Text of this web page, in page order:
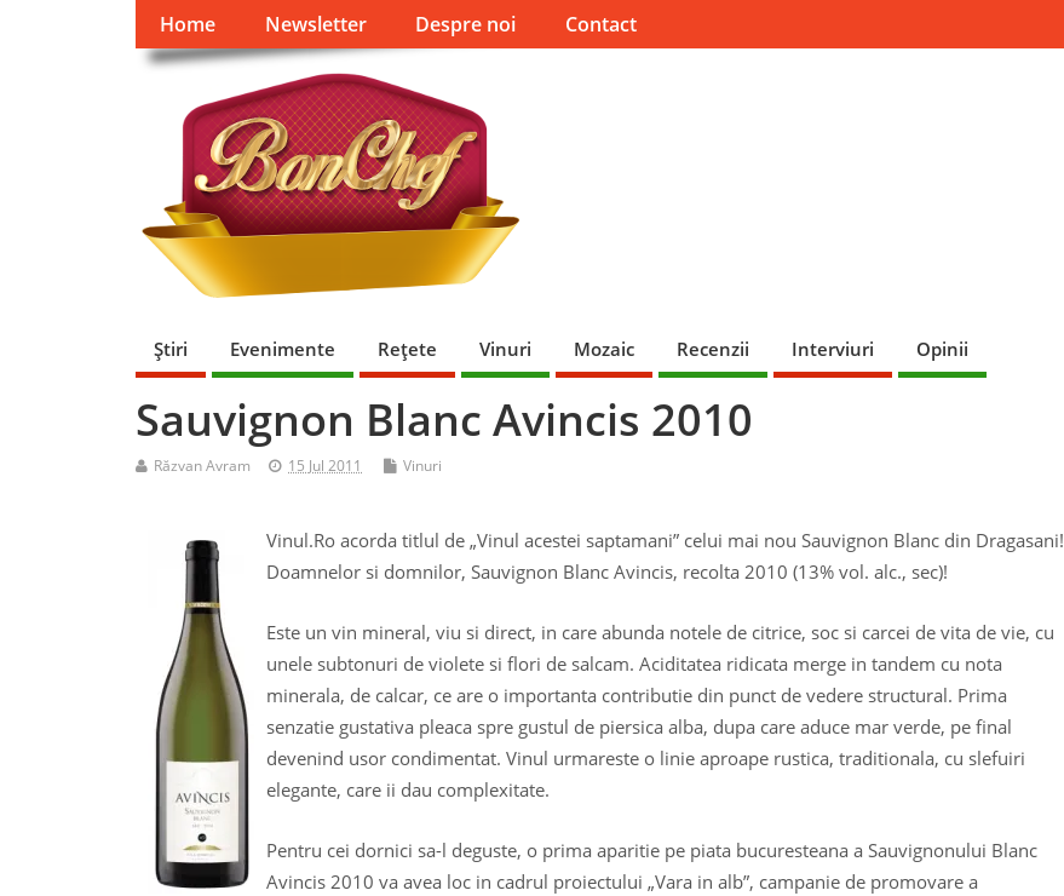
Home Newsletter Despre noi Contact
Ştiri Evenimente Reţete Vinuri Mozaic Recenzii Interviuri Opinii
Sauvignon Blanc Avincis 2010
Răzvan Avram 15 Jul 2011 Vinuri
Vinul.Ro acorda titlul de „Vinul acestei saptamani” celui mai nou Sauvignon Blanc din Dragasani!
Doamnelor si domnilor, Sauvignon Blanc Avincis, recolta 2010 (13% vol. alc., sec)!
Este un vin mineral, viu si direct, in care abunda notele de citrice, soc si carcei de vita de vie, cu
unele subtonuri de violete si flori de salcam. Aciditatea ridicata merge in tandem cu nota
minerala, de calcar, ce are o importanta contributie din punct de vedere structural. Prima
senzatie gustativa pleaca spre gustul de piersica alba, dupa care aduce mar verde, pe final
devenind usor condimentat. Vinul urmareste o linie aproape rustica, traditionala, cu slefuiri
elegante, care ii dau complexitate.
Pentru cei dornici sa-l deguste, o prima aparitie pe piata bucuresteana a Sauvignonului Blanc
Avincis 2010 va avea loc in cadrul proiectului „Vara in alb”, campanie de promovare a